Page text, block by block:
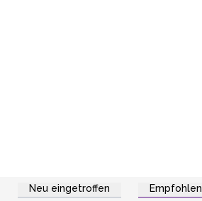
Neu eingetroffen Empfohlen
Anmelden oder Registrieren
für Großhandelspreise